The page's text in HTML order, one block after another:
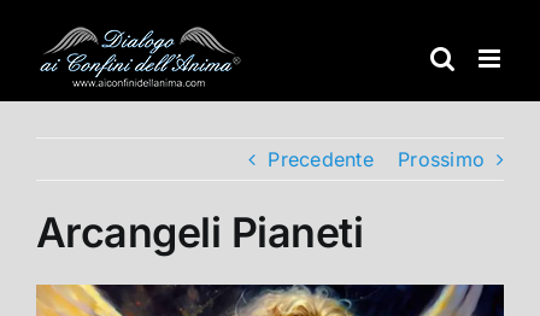
contenuto
Precedente Prossimo
Arcangeli Pianeti